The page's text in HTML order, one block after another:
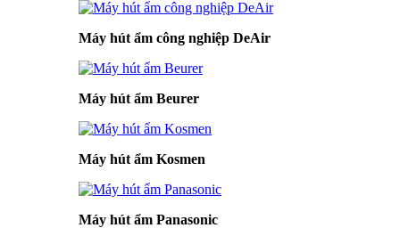
Máy hút ẩm công nghiệp DeAir
Máy hút ẩm Beurer
Máy hút ẩm Kosmen
Máy hút ẩm Panasonic